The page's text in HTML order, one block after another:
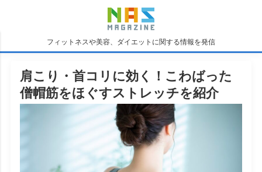
フィットネスや美容、ダイエットに関する情報を発信
肩こり・首コリに効く！こわばった
僧帽筋をほぐすストレッチを紹介